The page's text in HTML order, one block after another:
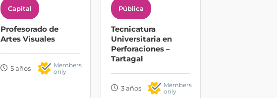
Capital
Profesorado de
Artes Visuales
5 años
Members
only
Pública
Tecnicatura
Universitaria en
Perforaciones –
Tartagal
3 años
Members
only